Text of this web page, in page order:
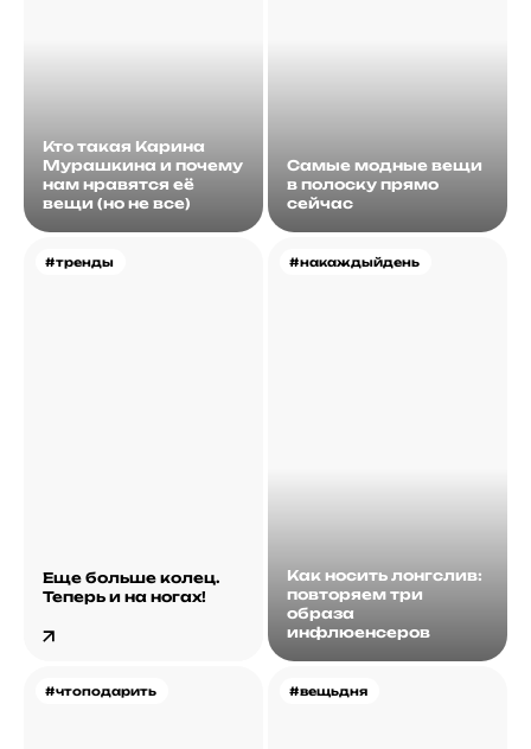
Кто такая Карина
Мурашкина и почему
нам нравятся её
вещи (но не все)
Самые модные вещи
в полоску прямо
сейчас
#тренды
Еще больше колец.
Теперь и на ногах!
#накаждыйдень
Как носить лонгслив:
повторяем три
образа
инфлюенсеров
#чтоподарить #вещьдня